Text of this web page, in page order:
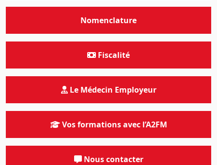
Nomenclature
Fiscalité
Le Médecin Employeur
Vos formations avec l’A2FM
Nous contacter